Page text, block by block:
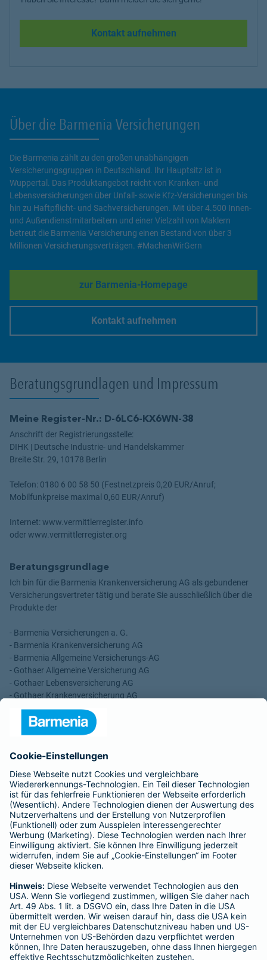
Kontakt aufnehmen
Über die Barmenia Versicherungen
Die Barmenia zählt zu den großen unabhängigen
Versicherungsgruppen in Deutschland. Ihr Hauptsitz ist in
Wuppertal. Das Produktangebot reicht von Kranken- und
Lebensversicherungen über Unfall- sowie Kfz-Versicherungen bis
hin zu Haftpflicht- und Sachversicherungen. Mit über 4.500 Innen-
und Außendienstmitarbeitern und einer Vielzahl von Maklern
betreut die Barmenia Versicherung einen Bestand von über 3
Millionen Versicherungsverträgen. #MachenWirGern
zur Barmenia-Homepage
Link Opens in New Tab
Kontakt aufnehmen
Beratungsgrundlagen und Impressum
Meine Register-Nr.: D-6LC6-KX6WN-38
Anschrift der Registrierungsstelle:
DIHK | Deutsche Industrie- und Handelskammer
Breite Str. 29, 10178 Berlin
Telefon: 0180 6 00 58 50 (Festnetzpreis 0,20 EUR/Anruf;
Mobilfunkpreise maximal 0,60 EUR/Anruf)
Internet: www.vermittlerregister.info
oder www.vermittlerregister.org
Beratungsgrundlage
Ich bin für die Barmenia Krankenversicherung AG als gebundener
Versicherungsvertreter tätig und berate Sie ausschließlich über die
Produkte der
- Barmenia Versicherungen a. G.
- Barmenia Krankenversicherung AG
- Barmenia Allgemeine Versicherungs-AG
- Gothaer Allgemeine Versicherung AG
- Gothaer Lebensversicherung AG
- Gothaer Krankenversicherung AG
- ROLAND Rechtsschutz-Versicherungs-AG
- ROLAND Schutzbrief-Versicherung AG
Vergütungen, die in der zu entrichtenden Versicherungsprämie
enthalten sind.
Schlichtungsstellen
Für Lebens- und Sachversicherungen:
Verein Versicherungsombudsmann eV,
Postfach 080632, 10006 Berlin
Für private Krankenversicherungen:
Ombudsmann für private Kranken- / Pflege-Versicherungen,
Postfach 060222, 10052 Berlin
Impressum
Barmenia Versicherung - Maria Barbara Anker
Bückebergstr. 21